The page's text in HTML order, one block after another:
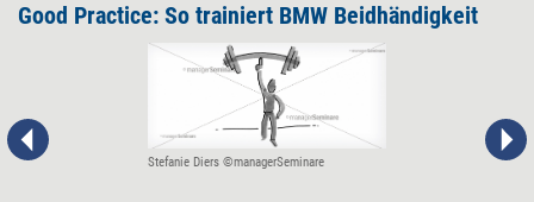
Good Practice: So trainiert BMW Beidhändigkeit
Stefanie Diers ©managerSeminare